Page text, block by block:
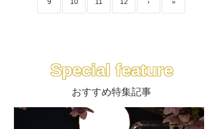
Special feature
おすすめ特集記事